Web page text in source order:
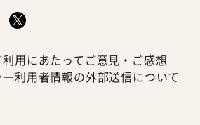
用にあたって ご意見・ご感想
利用者情報の外部送信について